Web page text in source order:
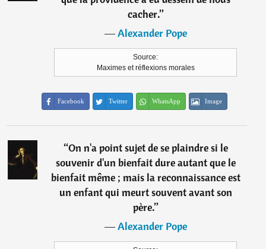
cacher.”
―Alexander Pope
Source:
Maximes et réflexions morales
Facebook Twitter WhatsApp Image
“On n'a point sujet de se plaindre si le
souvenir d'un bienfait dure autant que le
bienfait même ; mais la reconnaissance est
un enfant qui meurt souvent avant son
père.”
―Alexander Pope